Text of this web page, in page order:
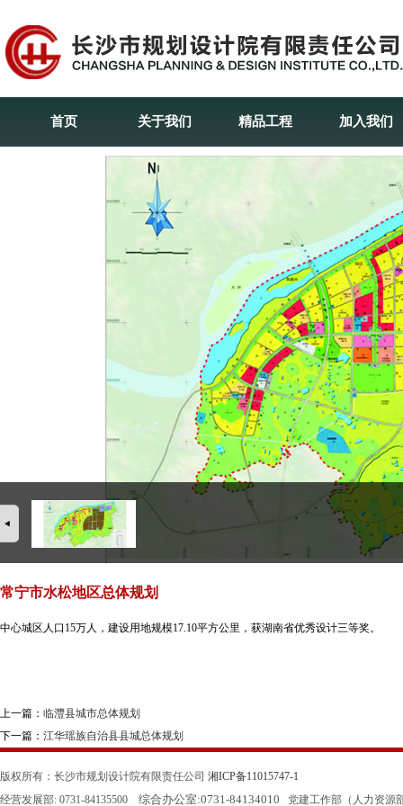
首页 关于我们 精品工程 加入我们
常宁市水松地区总体规划
中心城区人口15万人，建设用地规模17.10平方公里，获湖南省优秀设计三等奖。
上一篇： 临灃县城市总体规划
下一篇： 江华瑶族自治县县城总体规划
版权所有：长沙市规划设计院有限责任公司 湘ICP备11015747-1
经营发展部: 0731-84135500 综合办公室:0731-84134010
党建工作部（人力资源